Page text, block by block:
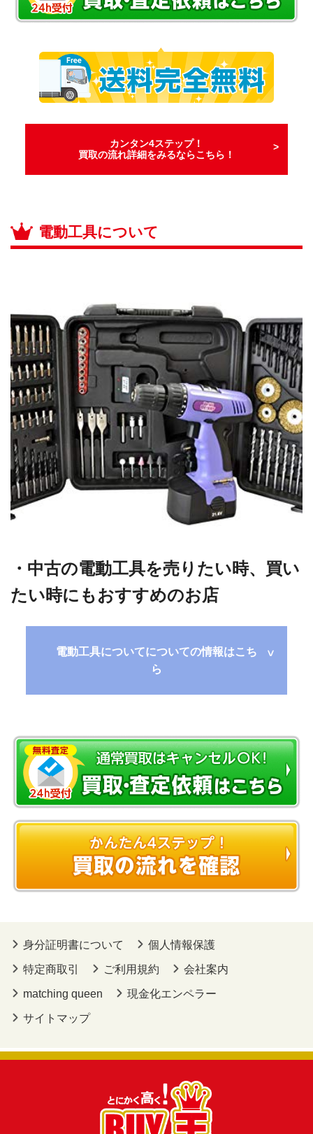
カンタン4ステップ！
買取の流れ詳細をみるならこちら！
電動工具について
・中古の電動工具を売りたい時、買い
たい時にもおすすめのお店
電動工具についてについての情報はこち
ら
身分証明書について 個人情報保護
特定商取引 ご利用規約 会社案内
matching queen 現金化エンペラー
サイトマップ